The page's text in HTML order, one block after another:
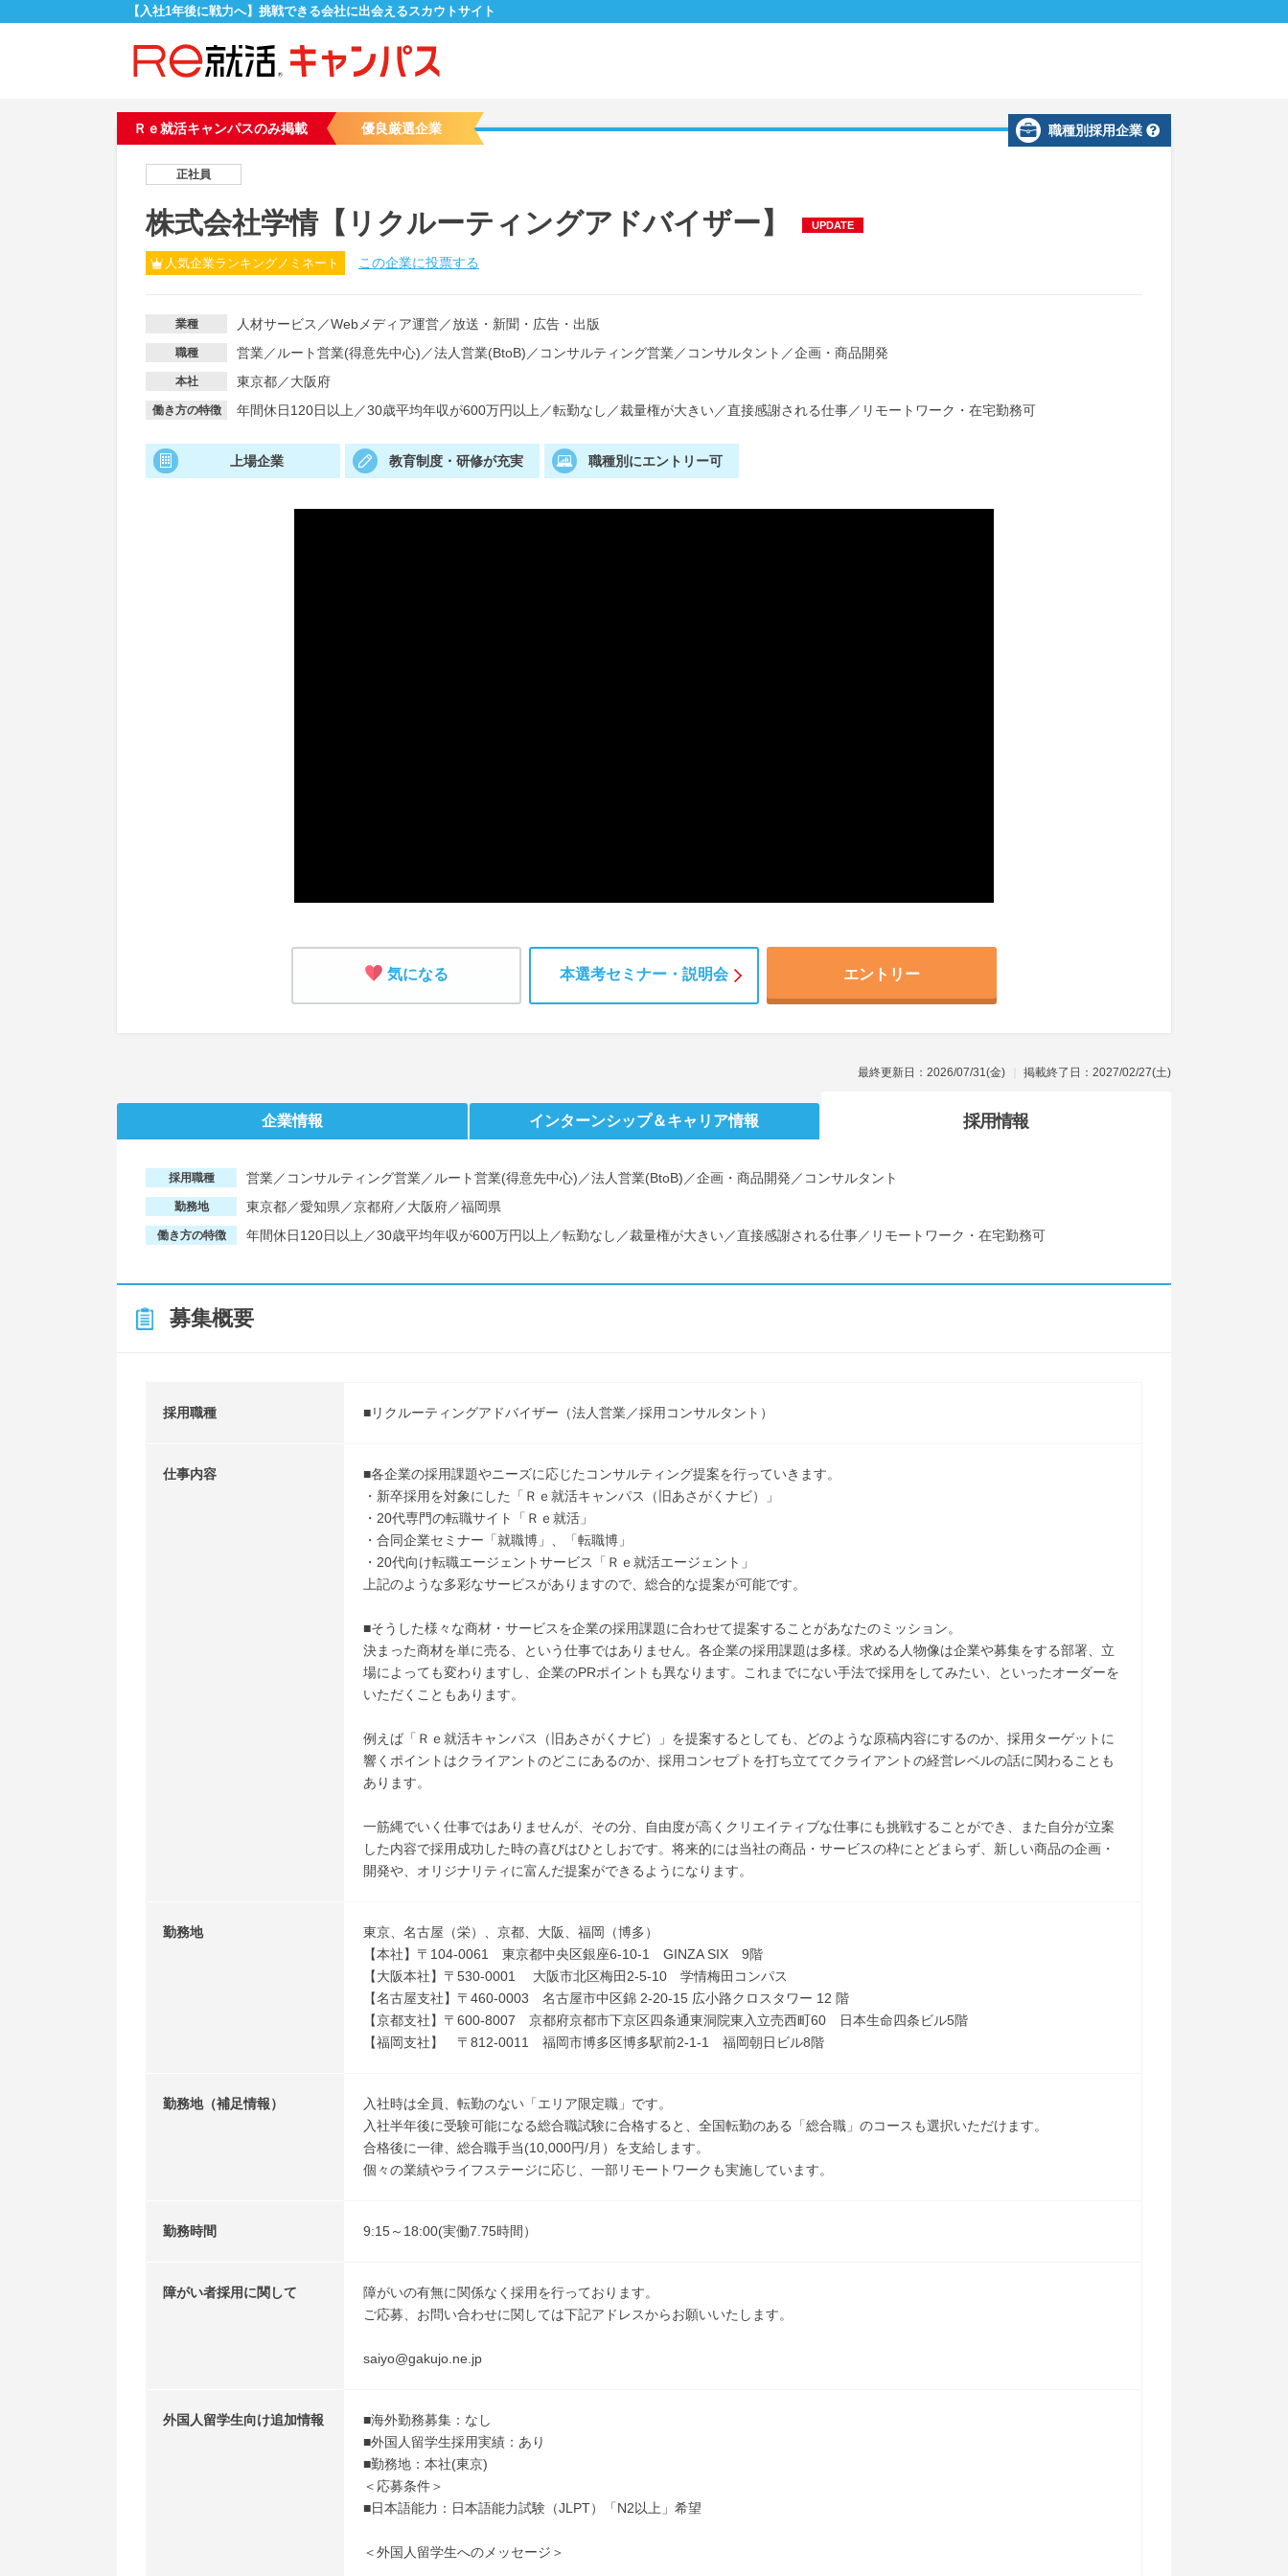
【入社1年後に戦力へ】挑戦できる会社に出会えるスカウトサイト
Ｒｅ就活キャンパスのみ掲載 優良厳選企業 職種別採用企業
正社員
株式会社学情【リクルーティングアドバイザー】 UPDATE
人気企業ランキングノミネート この企業に投票する
業種 人材サービス ／Webメディア運営／放送・新聞・広告・出版
職種 営業／ ルート営業(得意先中心) ／法人営業(BtoB) ／ コンサルティング営業／ コンサルタント ／企画・商品開発
本社 東京都／大阪府
働き方の特徴 年間休日120日以上 ／30歳平均年収が600万円以上 ／転勤なし ／裁量権が大きい／直接感謝される仕事／ リモートワーク・在宅勤務可
上場企業 教育制度・研修が充実 職種別にエントリー可
気になる 本選考セミナー・説明会 エントリー
最終更新日：2026/07/31(金) 掲載終了日：2027/02/27(土)
企業情報 インターンシップ＆キャリア情報 採用情報
採用職種 営業／コンサルティング営業／ルート営業(得意先中心)／法人営業(BtoB)／企画・商品開発／コンサルタント
勤務地 東京都／愛知県／京都府／大阪府／福岡県
働き方の特徴 年間休日120日以上／30歳平均年収が600万円以上／転勤なし／裁量権が大きい／直接感謝される仕事／リモートワーク・在宅勤務可
募集概要
採用職種 ■リクルーティングアドバイザー（法人営業／採用コンサルタント）
仕事内容
■各企業の採用課題やニーズに応じたコンサルティング提案を行っていきます。
・新卒採用を対象にした「Ｒｅ就活キャンパス（旧あさがくナビ）」
・20代専門の転職サイト「Ｒｅ就活」
・合同企業セミナー「就職博」、「転職博」
・20代向け転職エージェントサービス「Ｒｅ就活エージェント」
上記のような多彩なサービスがありますので、総合的な提案が可能です。
■そうした様々な商材・サービスを企業の採用課題に合わせて提案することがあなたのミッション。
決まった商材を単に売る、という仕事ではありません。各企業の採用課題は多様。求める人物像は企業や募集をする部署、立
場によっても変わりますし、企業のPRポイントも異なります。これまでにない手法で採用をしてみたい、といったオーダーを
いただくこともあります。
例えば「Ｒｅ就活キャンパス（旧あさがくナビ）」を提案するとしても、どのような原稿内容にするのか、採用ターゲットに
響くポイントはクライアントのどこにあるのか、採用コンセプトを打ち立ててクライアントの経営レベルの話に関わることも
あります。
一筋縄でいく仕事ではありませんが、その分、自由度が高くクリエイティブな仕事にも挑戦することができ、また自分が立案
した内容で採用成功した時の喜びはひとしおです。将来的には当社の商品・サービスの枠にとどまらず、新しい商品の企画・
開発や、オリジナリティに富んだ提案ができるようになります。
勤務地
東京、名古屋（栄）、京都、大阪、福岡（博多）
【本社】〒104-0061 東京都中央区銀座6-10-1 GINZA SIX 9階
【大阪本社】〒530-0001 大阪市北区梅田2-5-10 学情梅田コンパス
【名古屋支社】〒460-0003 名古屋市中区錦 2-20-15 広小路クロスタワー 12 階
【京都支社】〒600-8007 京都府京都市下京区四条通東洞院東入立売西町60 日本生命四条ビル5階
【福岡支社】 〒812-0011 福岡市博多区博多駅前2-1-1 福岡朝日ビル8階
勤務地（補足情報）
入社時は全員、転勤のない「エリア限定職」です。
入社半年後に受験可能になる総合職試験に合格すると、全国転勤のある「総合職」のコースも選択いただけます。
合格後に一律、総合職手当(10,000円/月）を支給します。
個々の業績やライフステージに応じ、一部リモートワークも実施しています。
勤務時間 9:15～18:00(実働7.75時間）
障がい者採用に関して
障がいの有無に関係なく採用を行っております。
ご応募、お問い合わせに関しては下記アドレスからお願いいたします。
saiyo@gakujo.ne.jp
外国人留学生向け追加情報
■海外勤務募集：なし
■外国人留学生採用実績：あり
■勤務地：本社(東京)
＜応募条件＞
■日本語能力：日本語能力試験（JLPT）「N2以上」希望
＜外国人留学生へのメッセージ＞